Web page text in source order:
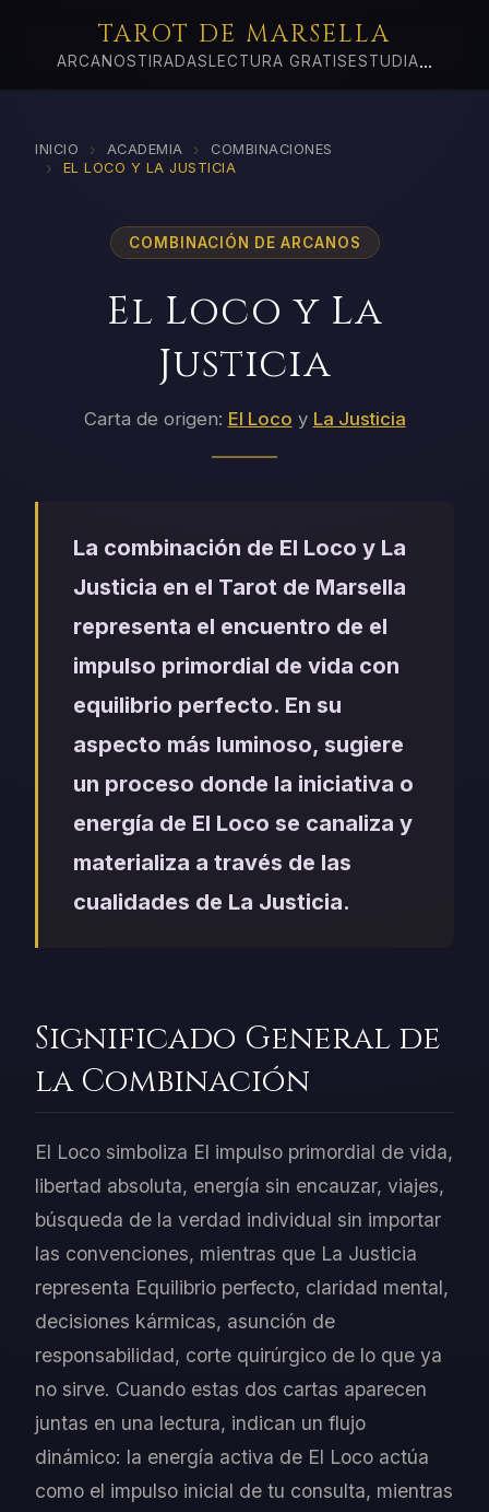
TAROT DE MARSELLA
ARCANOSTIRADAS LECTURA GRATIS ESTUDIA...
INICIO › ACADEMIA › COMBINACIONES
› EL LOCO Y LA JUSTICIA
COMBINACIÓN DE ARCANOS
El Loco y La
Justicia
Carta de origen: El Loco y La Justicia
La combinación de El Loco y La
Justicia en el Tarot de Marsella
representa el encuentro de el
impulso primordial de vida con
equilibrio perfecto. En su
aspecto más luminoso, sugiere
un proceso donde la iniciativa o
energía de El Loco se canaliza y
materializa a través de las
cualidades de La Justicia.
Significado General de
la Combinación
El Loco simboliza El impulso primordial de vida,
libertad absoluta, energía sin encauzar, viajes,
búsqueda de la verdad individual sin importar
las convenciones, mientras que La Justicia
representa Equilibrio perfecto, claridad mental,
decisiones kármicas, asunción de
responsabilidad, corte quirúrgico de lo que ya
no sirve. Cuando estas dos cartas aparecen
juntas en una lectura, indican un flujo
dinámico: la energía activa de El Loco actúa
como el impulso inicial de tu consulta, mientras